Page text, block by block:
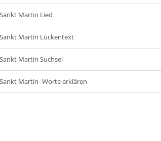
Sankt Martin Lied
Sankt Martin Lückentext
Sankt Martin Suchsel
Sankt Martin- Worte erklären